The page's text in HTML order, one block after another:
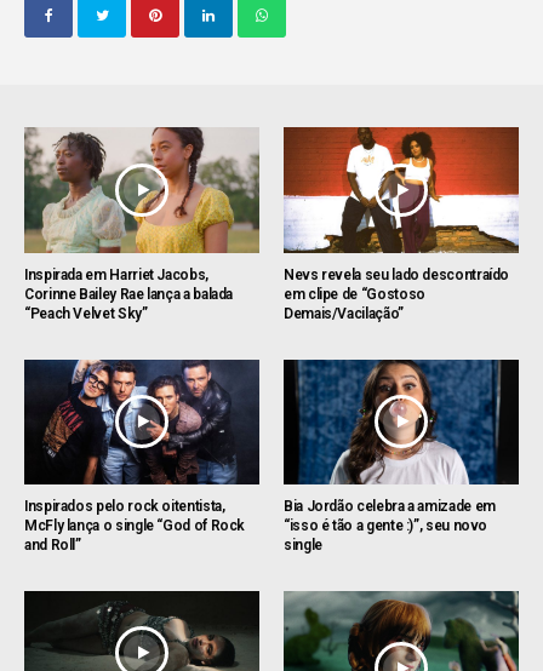
Inspirada em Harriet Jacobs,
Corinne Bailey Rae lança a balada
“Peach Velvet Sky”
Nevs revela seu lado descontraído
em clipe de “Gostoso
Demais/Vacilação”
Inspirados pelo rock oitentista,
McFly lança o single “God of Rock
and Roll”
Bia Jordão celebra a amizade em
“isso é tão a gente :)”, seu novo
single